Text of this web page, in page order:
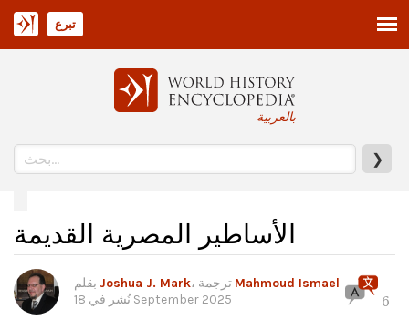
بالعربية
❯
تبرع
الأساطير المصرية القديمة
Joshua J. Mark
Mahmoud Ismael
نُشر في18 September 2025 6